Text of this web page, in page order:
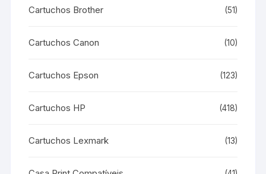
Cartuchos Brother (51)
Cartuchos Canon (10)
Cartuchos Epson (123)
Cartuchos HP (418)
Cartuchos Lexmark (13)